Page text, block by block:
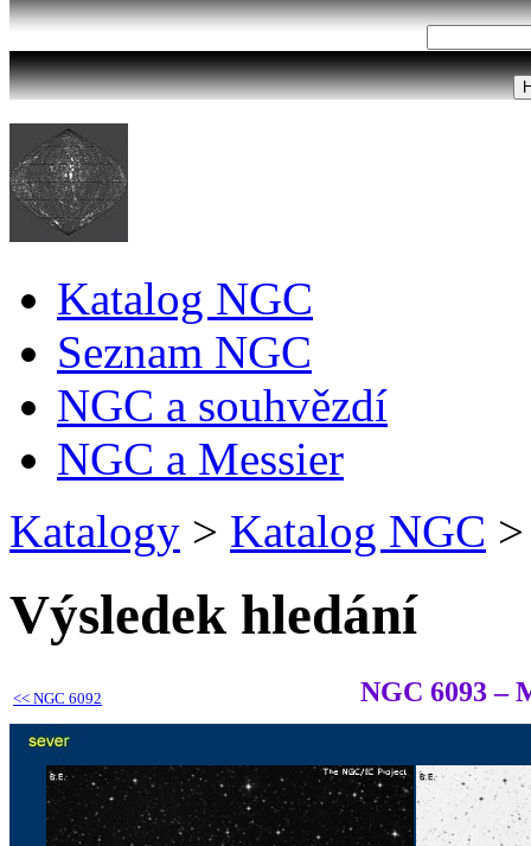
Katalog NGC
Seznam NGC
NGC a souhvězdí
NGC a Messier
Katalogy > Katalog NGC >
Výsledek hledání
<< NGC 6092 NGC 6093 –